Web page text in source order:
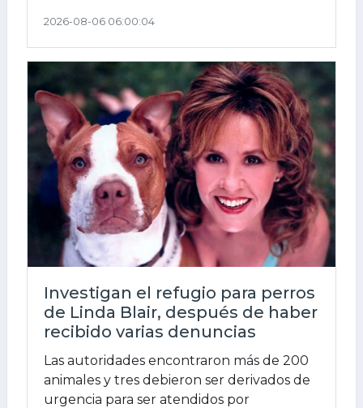
2026-08-06 06:00:04
Investigan el refugio para perros
de Linda Blair, después de haber
recibido varias denuncias
Las autoridades encontraron más de 200
animales y tres debieron ser derivados de
urgencia para ser atendidos por